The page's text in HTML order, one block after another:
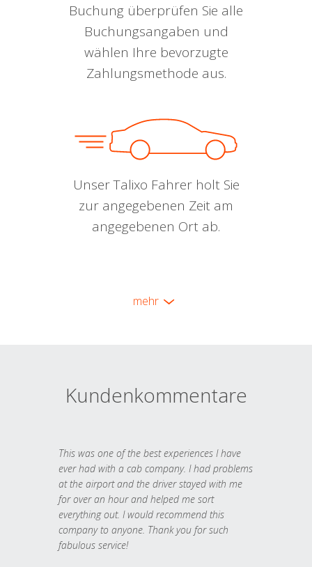
Buchung überprüfen Sie alle
Buchungsangaben und
wählen Ihre bevorzugte
Zahlungsmethode aus.
Unser Talixo Fahrer holt Sie
zur angegebenen Zeit am
angegebenen Ort ab.
mehr
Kundenkommentare
This was one of the best experiences I have
ever had with a cab company. I had problems
at the airport and the driver stayed with me
for over an hour and helped me sort
everything out. I would recommend this
company to anyone. Thank you for such
fabulous service!